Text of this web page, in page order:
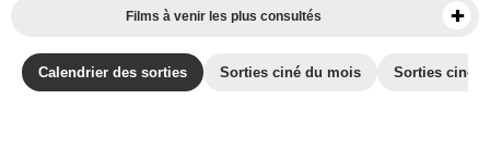
Films à venir les plus consultés
Calendrier des sorties Sorties ciné du mois Sorties ciné